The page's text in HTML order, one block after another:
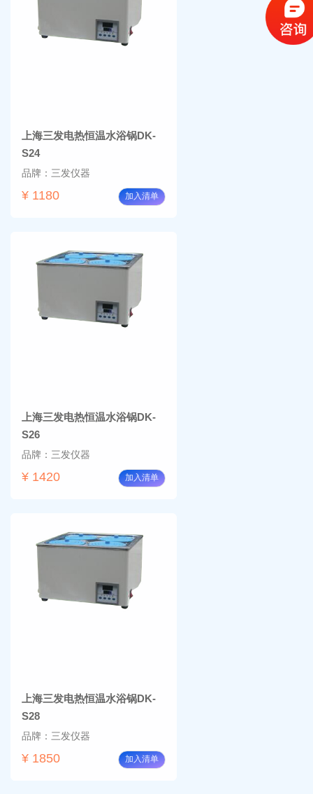
上海三发电热恒温水浴锅DK-
S24
品牌：三发仪器
¥ 1180 加入清单
上海三发电热恒温水浴锅DK-
S26
品牌：三发仪器
¥ 1420 加入清单
上海三发电热恒温水浴锅DK-
S28
品牌：三发仪器
¥ 1850 加入清单